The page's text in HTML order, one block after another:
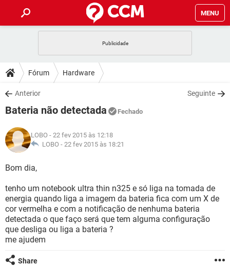
MENU
CELULAR
OUTLOOK
INSTAGRAM GMAIL
GUIA DE COMPRAS
DICAS
JOGOS
INSTAGRAM
GUIA DE COMPRAS
DOWNLOADS
JOGOS WHATSAPP
CELULAR
OUTLOOK EXCEL
INSTAGRAM
JOGOS
CELULAR
OUTLOOK
INSTAGRAM GMAIL
GUIA DE COMPRAS
GLOSSÁRIO
JOGOS
OUTLOOK EXCEL
INSTAGRAM GMAIL
GUIA DE COMPRAS
Fórum Hardware
Anterior Seguinte
Bateria não detectada Fechado
LOBO - 22 fev 2015 às 12:18
LOBO - 22 fev 2015 às 18:21
Bom dia,
tenho um notebook ultra thin n325 e só liga na tomada de
energia quando liga a imagem da bateria fica com um X de
cor vermelha e com a notificação de nenhuma bateria
detectada o que faço será que tem alguma configuração
que desliga ou liga a bateria ?
me ajudem
Share